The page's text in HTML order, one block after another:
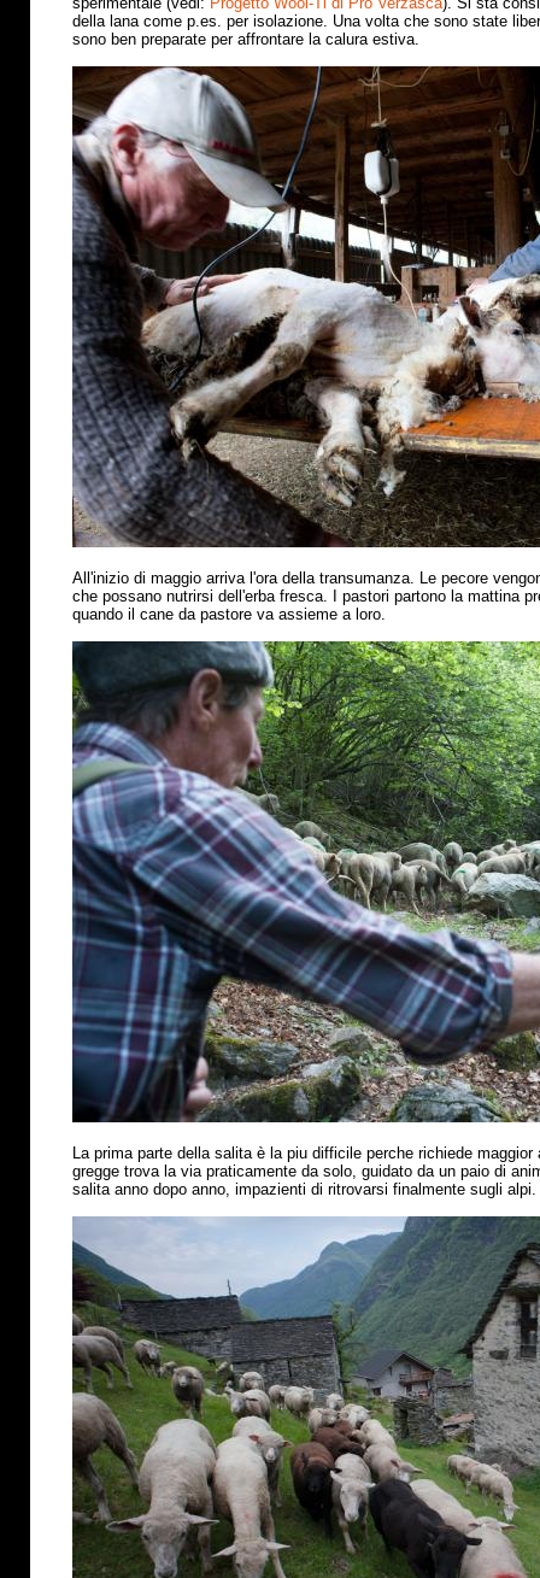
della lana come p.es. per isolazione. Una volta che sono state
sono ben preparate per affrontare la calura estiva.
All'inizio di maggio arriva l'ora della transumanza. Le pecore
che possano nutrirsi dell'erba fresca. I pastori partono la mattina
quando il cane da pastore va assieme a loro.
La prima parte della salita è la piu difficile perche richiede
gregge trova la via praticamente da solo, guidato da un paio di
salita anno dopo anno, impazienti di ritrovarsi finalmente sugli alpi.